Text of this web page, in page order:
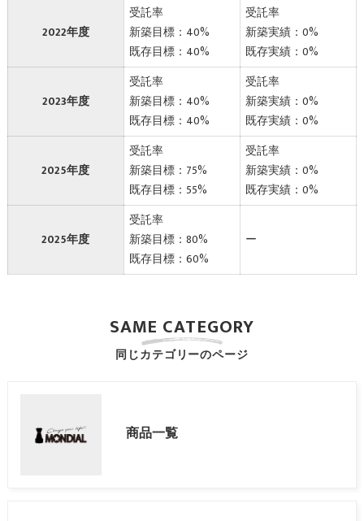
2022年度
受託率
新築目標：40%
既存目標：40%
受託率
新築実績：0%
既存実績：0%
2023年度
受託率
新築目標：40%
既存目標：40%
受託率
新築実績：0%
既存実績：0%
2025年度
受託率
新築目標：75%
既存目標：55%
受託率
新築実績：0%
既存実績：0%
2025年度
受託率
新築目標：80%
既存目標：60%
ー
同じカテゴリーのページ
SAME CATEGORY
商品一覧